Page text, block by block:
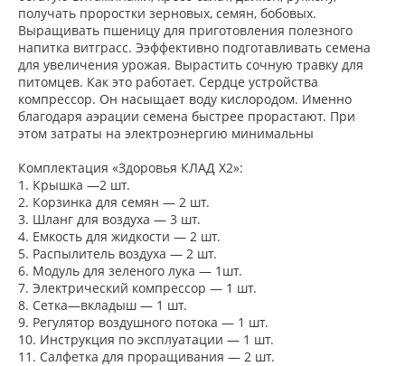
получать проростки зерновых, семян, бобовых.
Выращивать пшеницу для приготовления полезного
напитка витграсс. Ээффективно подготавливать семена
для увеличения урожая. Вырастить сочную травку для
питомцев. Как это работает. Сердце устройства
компрессор. Он насыщает воду кислородом. Именно
благодаря аэрации семена быстрее прорастают. При
этом затраты на электроэнергию минимальны
Комплектация «Здоровья КЛАД Х2»:
1. Крышка —2 шт.
2. Корзинка для семян — 2 шт.
3. Шланг для воздуха — 3 шт.
4. Емкость для жидкости — 2 шт.
5. Распылитель воздуха — 2 шт.
6. Модуль для зеленого лука — 1шт.
7. Электрический компрессор — 1 шт.
8. Сетка—вкладыш — 1 шт.
9. Регулятор воздушного потока — 1 шт.
10. Инструкция по эксплуатации — 1 шт.
11. Салфетка для проращивания — 2 шт.